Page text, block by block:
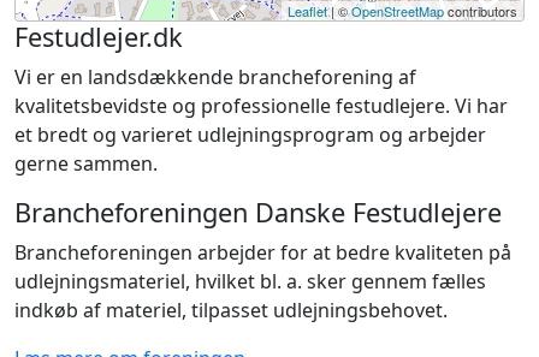
Leaflet| ©OpenStreetMapcontributors
Festudlejer.dk
Vi er en landsdækkende brancheforening af
kvalitetsbevidste og professionelle festudlejere. Vi har
et bredt og varieret udlejningsprogram og arbejder
gerne sammen.
Brancheforeningen Danske Festudlejere
Brancheforeningen arbejder for at bedre kvaliteten på
udlejningsmateriel, hvilket bl. a. sker gennem fælles
indkøb af materiel, tilpasset udlejningsbehovet.